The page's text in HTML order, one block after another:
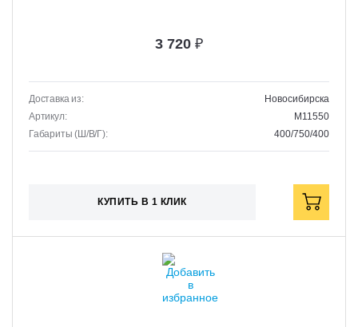
3 720 ₽
Доставка из:
Новосибирска
Артикул:
M11550
Габариты (Ш/В/Г):
400/750/400
КУПИТЬ В 1 КЛИК